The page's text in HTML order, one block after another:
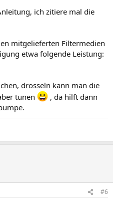
ich zitiere mal die
mitgelieferten Filtermedien
etwa folgende Leistung:
drosseln kann man die
tunen
, da hilft dann
#6